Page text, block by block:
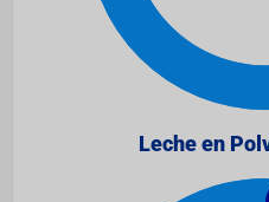
Leche en